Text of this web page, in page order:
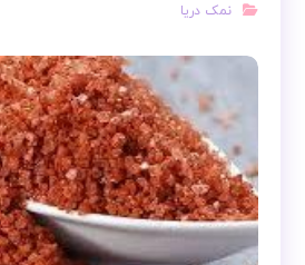
نمک دریا